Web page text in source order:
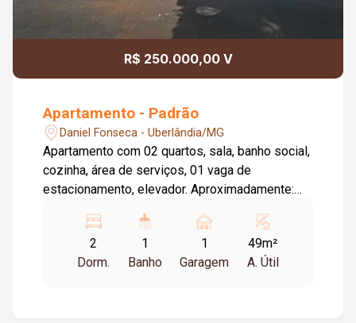
R$ 250.000,00 V
Apartamento - Padrão
Daniel Fonseca - Uberlândia/MG
Apartamento com 02 quartos, sala, banho social,
cozinha, área de serviços, 01 vaga de
estacionamento, elevador. Aproximadamente:
/ possui taxa de mudança entrada, saída e
interna no valor de uma taxa condominial.
2
Dorm.
1
Banho
1
Garagem
49m²
A. Útil